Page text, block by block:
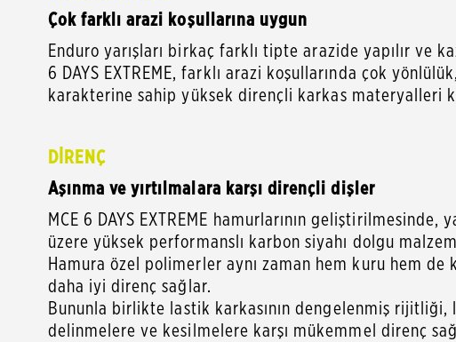
Çok farklı arazi koşullarına uygun
Enduro yarışları birkaç farklı tipte arazide yapılır ve
6 DAYS EXTREME, farklı arazi koşullarında çok
karakterine sahip yüksek dirençli karkas materyalleri
DİRENÇ
Aşınma ve yırtılmalara karşı dirençli dişler
MCE 6 DAYS EXTREME hamurlarının
üzere yüksek performanslı karbon siyahı dolgu
Hamura özel polimerler aynı zaman hem kuru hem
daha iyi direnç sağlar.
Bununla birlikte lastik karkasının dengelenmiş rijitliği,
delinmelere ve kesilmelere karşı mükemmel direnç